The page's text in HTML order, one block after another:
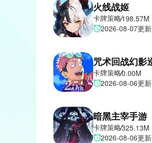
火线战姬
卡牌策略198.57M
2026-08-07更新
卡牌策略0.00M
2026-08-06更新
暗黑主宰手游
卡牌策略325.13M
2026-08-06更新